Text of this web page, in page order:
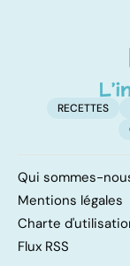
RECETTES
Qui sommes-
Mentions légales
Charte
Flux RSS